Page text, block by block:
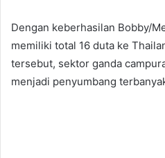
Dengan keberhasilan Bobby/
memiliki total 16 duta ke
tersebut, sektor ganda
menjadi penyumbang